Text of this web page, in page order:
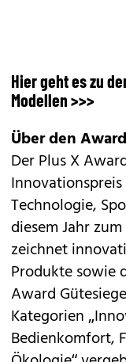
Hier geht es zu
Modellen >>>
Über den Award
Der Plus X
Technologie,
diesem Jahr
zeichnet
Produkte sowie
Award
Kategorien
Bedienkomfort,